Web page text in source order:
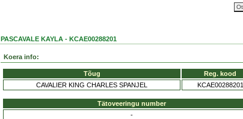
PASCAVALE KAYLA - KCAE00288201
Koera info:
Tõug Reg. kood
CAVALIER KING CHARLES SPANJEL
KCAE00288201
Tätoveeringu number
-